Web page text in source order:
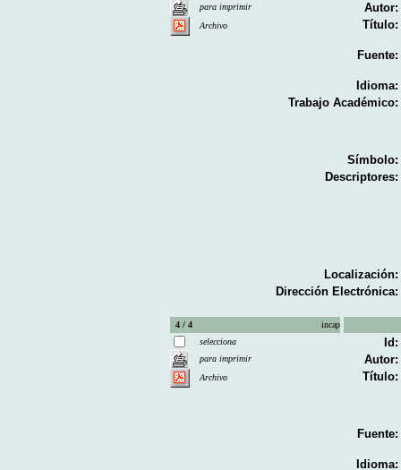
para imprimir
Archivo
Autor:
Título:
Fuente:
Idioma:
Trabajo Académico:
Símbolo:
Descriptores:
Localización:
Dirección Electrónica:
4 / 4
incap
selecciona
para imprimir
Archivo
Id:
Autor:
Título:
Fuente:
Idioma: